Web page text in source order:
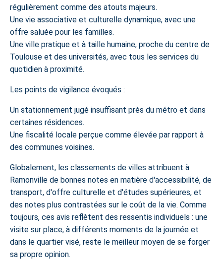
régulièrement comme des atouts majeurs.
Une vie associative et culturelle dynamique, avec une
offre saluée pour les familles.
Une ville pratique et à taille humaine, proche du centre de
Toulouse et des universités, avec tous les services du
quotidien à proximité.
Les points de vigilance évoqués :
Un stationnement jugé insuffisant près du métro et dans
certaines résidences.
Une fiscalité locale perçue comme élevée par rapport à
des communes voisines.
Globalement, les classements de villes attribuent à
Ramonville de bonnes notes en matière d'accessibilité, de
transport, d'offre culturelle et d'études supérieures, et
des notes plus contrastées sur le coût de la vie. Comme
toujours, ces avis reflètent des ressentis individuels : une
visite sur place, à différents moments de la journée et
dans le quartier visé, reste le meilleur moyen de se forger
sa propre opinion.